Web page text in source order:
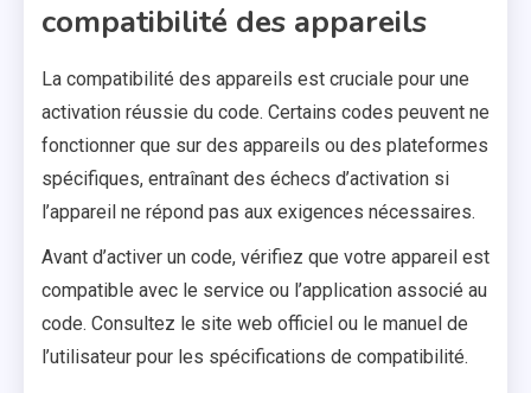
compatibilité des appareils
La compatibilité des appareils est cruciale pour une
activation réussie du code. Certains codes peuvent ne
fonctionner que sur des appareils ou des plateformes
spécifiques, entraînant des échecs d’activation si
l’appareil ne répond pas aux exigences nécessaires.
Avant d’activer un code, vérifiez que votre appareil est
compatible avec le service ou l’application associé au
code. Consultez le site web officiel ou le manuel de
l’utilisateur pour les spécifications de compatibilité.